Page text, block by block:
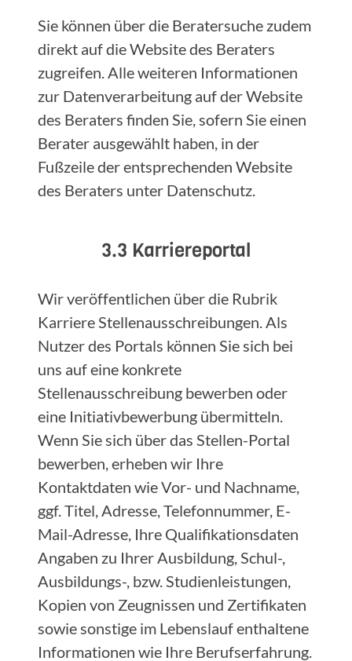
Sie können über die Beratersuche zudem
direkt auf die Website des Beraters
zugreifen. Alle weiteren Informationen
zur Datenverarbeitung auf der Website
des Beraters finden Sie, sofern Sie einen
Berater ausgewählt haben, in der
Fußzeile der entsprechenden Website
des Beraters unter Datenschutz.
3.3 Karriereportal
Wir veröffentlichen über die Rubrik
Karriere Stellenausschreibungen. Als
Nutzer des Portals können Sie sich bei
uns auf eine konkrete
Stellenausschreibung bewerben oder
eine Initiativbewerbung übermitteln.
Wenn Sie sich über das Stellen-Portal
bewerben, erheben wir Ihre
Kontaktdaten wie Vor- und Nachname,
ggf. Titel, Adresse, Telefonnummer, E-
Mail-Adresse, Ihre Qualifikationsdaten
Angaben zu Ihrer Ausbildung, Schul-,
Ausbildungs-, bzw. Studienleistungen,
Kopien von Zeugnissen und Zertifikaten
sowie sonstige im Lebenslauf enthaltene
Informationen wie Ihre Berufserfahrung.